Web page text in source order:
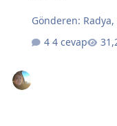
Gönderen: Radya,
4 cevap